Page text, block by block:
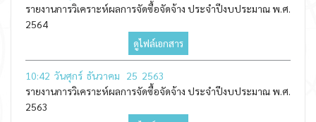
รายงานการวิเคราะห์ผลการจัดซื้อจัดจ้าง ประจำปีงบประมาณ พ.ศ.
2564
ดูไฟล์เอกสาร
10:42 วันศุกร์ ธันวาคม 25 2563
รายงานการวิเคราะห์ผลการจัดซื้อจัดจ้าง ประจำปีงบประมาณ พ.ศ.
2563